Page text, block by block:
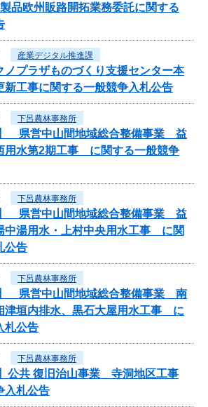
品欧州販路開拓業務委託に関する
産業デジタル推進課
ノプラザものづくり支援センター本
工事に関する一般競争入札公告
下呂農林事務所
】 県営中山間地域総合整備事業 益
水第2期工事 に関する一般競争
下呂農林事務所
】 県営中山間地域総合整備事業 益
湯用水・上村中央用水工事 に関
公告
下呂農林事務所
】 県営中山間地域総合整備事業 南
垣内排水、黒石大屋用水工事 に
札公告
下呂農林事務所
公共 復旧治山事業 寺洞地区工事
入札公告